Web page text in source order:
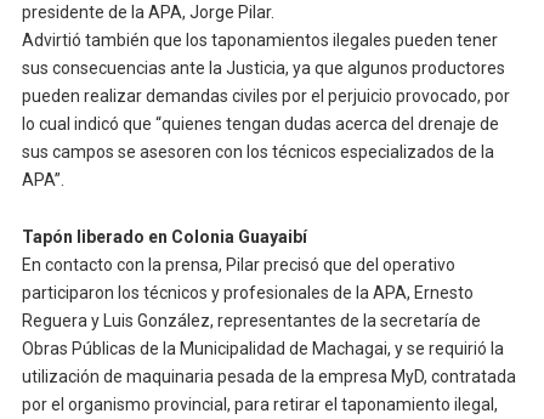
presidente de la APA, Jorge Pilar.
Advirtió también que los taponamientos ilegales pueden tener
sus consecuencias ante la Justicia, ya que algunos productores
pueden realizar demandas civiles por el perjuicio provocado, por
lo cual indicó que “quienes tengan dudas acerca del drenaje de
sus campos se asesoren con los técnicos especializados de la
APA”.
Tapón liberado en Colonia Guayaibí
En contacto con la prensa, Pilar precisó que del operativo
participaron los técnicos y profesionales de la APA, Ernesto
Reguera y Luis González, representantes de la secretaría de
Obras Públicas de la Municipalidad de Machagai, y se requirió la
utilización de maquinaria pesada de la empresa MyD, contratada
por el organismo provincial, para retirar el taponamiento ilegal,